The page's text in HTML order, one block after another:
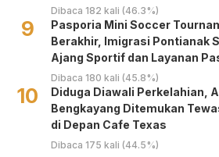
Dibaca 182 kali (46.3%)
9
Pasporia Mini Soccer
Berakhir, Imigrasi Pontianak
Ajang Sportif dan Layanan
Masyarakat
Dibaca 180 kali (45.8%)
10
Diduga Diawali Perkelahian,
Bengkayang Ditemukan
di Depan Cafe Texas
Dibaca 175 kali (44.5%)